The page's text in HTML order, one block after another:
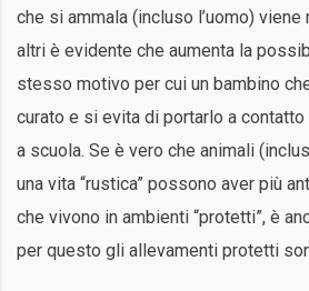
che si ammala (incluso l’uomo)
altri è evidente che aumenta la
stesso motivo per cui un bambino
curato e si evita di portarlo a
a scuola. Se è vero che animali
una vita “rustica” possono aver più
che vivono in ambienti “protetti”, è
per questo gli allevamenti protetti